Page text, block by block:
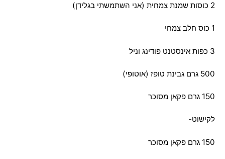
2 כוסות שמנת צמחית (אני השתמשתי בגלידן)
1 כוס חלב צמחי
3 כפות אינסטנט פודינג וניל
500 גרם גבינת טופז (אוטופי)
150 גרם פקאן מסוכר
לקישוט-
150 גרם פקאן מסוכר